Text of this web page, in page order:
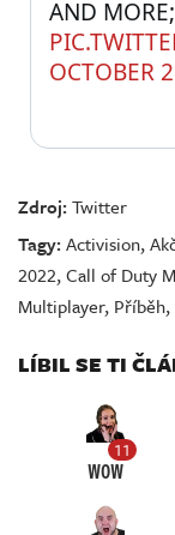
OCTOBER
Zdroj:Twitter
Tagy:Activision,
2022,Call of Duty
Multiplayer, Příběh,
LÍBIL SE TI
11
WOW